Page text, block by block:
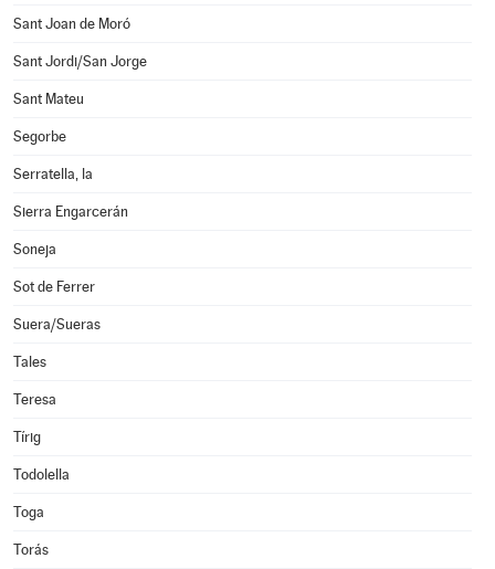
Sant Joan de Moró
Sant Jordi/San Jorge
Sant Mateu
Segorbe
Serratella, la
Sierra Engarcerán
Soneja
Sot de Ferrer
Suera/Sueras
Tales
Teresa
Tírig
Todolella
Toga
Torás